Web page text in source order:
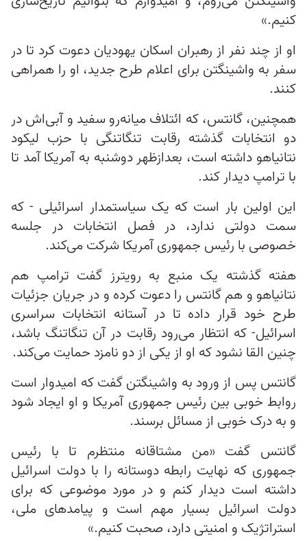
کنیم.»
او از چند نفر از رهبران اسکان یهودیان دعوت کرد تا در
سفر به واشینگتن برای اعلام طرح جدید، او را همراهی
کنند.
همچنین، گانتس، که ائتلاف میانه‌رو سفید و آبی‌اش در
دو انتخابات گذشته رقابت تنگاتنگی با حزب لیکود
نتانیاهو داشته است، بعدازظهر دوشنبه به آمریکا آمد تا
با ترامپ دیدار کند.
این اولین بار است که یک سیاستمدار اسرائیلی - که
سمت دولتی ندارد، در فصل انتخابات در جلسه
خصوصی با رئیس جمهوری آمریکا شرکت می‌کند.
هفته گذشته یک منبع به رویترز گفت ترامپ هم
نتانیاهو و هم گانتس را دعوت کرده و در جریان جزئیات
طرح خود قرار داده تا در آستانه انتخابات سراسری
اسرائیل- که انتظار می‌رود رقابت در آن تنگاتنگ باشد،
چنین القا نشود که او از یکی از دو نامزد حمایت می‌کند.
گانتس پس از ورود به واشینگتن گفت که امیدوار است
روابط خوبی بین رئیس جمهوری آمریکا و او ایجاد شود
و به درک خوبی از مسائل برسند.
گانتس گفت «من مشتاقانه منتظرم تا با رئیس
جمهوری که نهایت رابطه دوستانه را با دولت اسرائیل
داشته است دیدار کنم و در مورد موضوعی که برای
دولت اسرائیل بسیار مهم است و پیامدهای ملی،
استراتژیک و امنیتی دارد، صحبت کنیم.»